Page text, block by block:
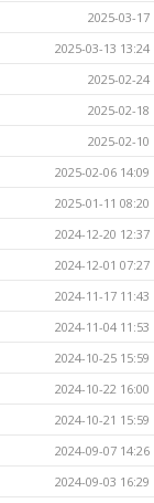
2025-03-17
2025-03-13 13:24
2025-02-24
2025-02-18
2025-02-10
2025-02-06 14:09
2025-01-11 08:20
2024-12-20 12:37
2024-12-01 07:27
2024-11-17 11:43
2024-11-04 11:53
2024-10-25 15:59
2024-10-22 16:00
2024-10-21 15:59
2024-09-07 14:26
2024-09-03 16:29